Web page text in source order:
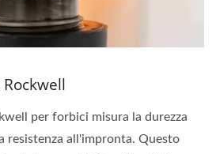
per forbici misura la durezza
resistenza all'impronta. Questo